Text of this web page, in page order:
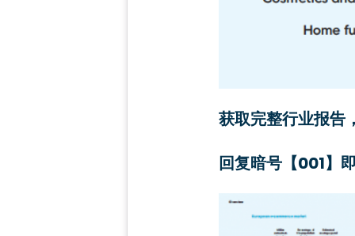
获取完整行业报告
回复暗号【001】